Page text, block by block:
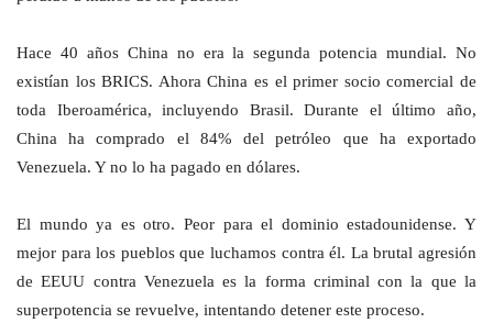
Hace 40 años China no era la segunda potencia mundial. No
existían los BRICS. Ahora China es el primer socio comercial de
toda Iberoamérica, incluyendo Brasil. Durante el último año,
China ha comprado el 84% del petróleo que ha exportado
Venezuela. Y no lo ha pagado en dólares.
El mundo ya es otro. Peor para el dominio estadounidense. Y
mejor para los pueblos que luchamos contra él. La brutal agresión
de EEUU contra Venezuela es la forma criminal con la que la
superpotencia se revuelve, intentando detener este proceso.